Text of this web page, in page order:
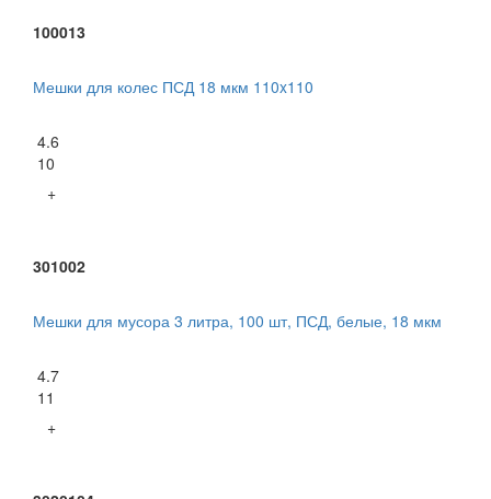
100013
Мешки для колес ПСД 18 мкм 110x110
4.6
10
+
301002
Мешки для мусора 3 литра, 100 шт, ПСД, белые, 18 мкм
4.7
11
+